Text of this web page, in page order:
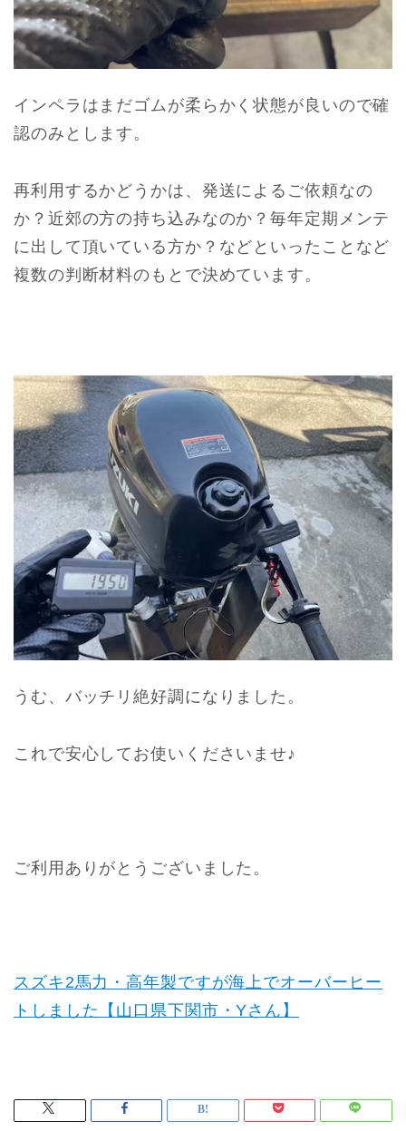
インペラはまだゴムが柔らかく状態が良いので確
認のみとします。
再利用するかどうかは、発送によるご依頼なの
か？近郊の方の持ち込みなのか？毎年定期メンテ
に出して頂いている方か？などといったことなど
複数の判断材料のもとで決めています。
うむ、バッチリ絶好調になりました。
これで安心してお使いくださいませ♪
ご利用ありがとうございました。
スズキ2馬力・高年製ですが海上でオーバーヒー
トしました【山口県下関市・Yさん】